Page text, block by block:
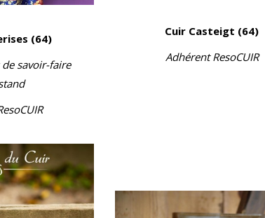
(64)
savoir-faire
Cuir Casteigt (64)
Adhérent ResoCUIR